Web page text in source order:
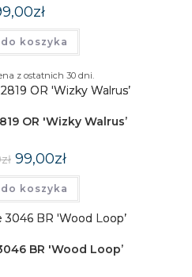
zł
koszyka
z ostatnich 30 dni.
OR 'Wizky Walrus’
zł Pierwotna
cena
wynosiła:
199,00zł.
99,00złAktualna
cena
wynosi:
99,00zł.
koszyka
BR 'Wood Loop’